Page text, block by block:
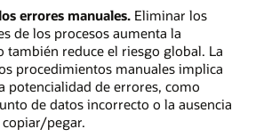
errores manuales.Eliminar los
de los procesos aumenta la
también reduce el riesgo global. La
procedimientos manuales implica
potencialidad de errores, como
de datos incorrecto o la ausencia
pegar.